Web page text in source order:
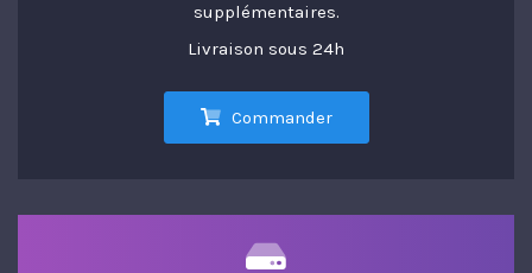
supplémentaires.
Livraison sous 24h
Commander